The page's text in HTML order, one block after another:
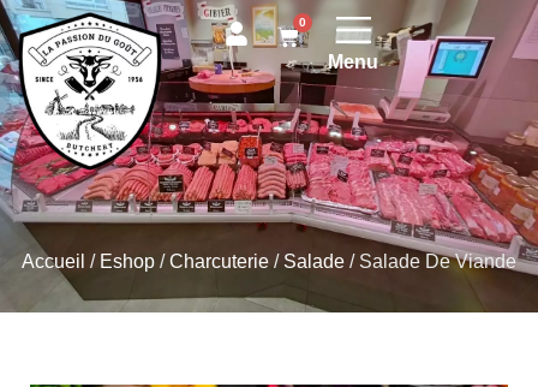
0
Menu
Accueil / Eshop /Charcuterie / Salade / Salade De Viande